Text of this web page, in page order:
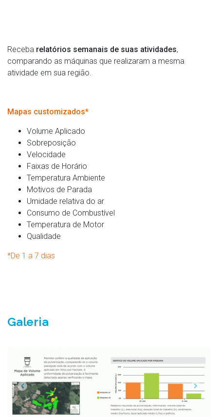
Receba relatórios semanais de suas atividades,
comparando as máquinas que realizaram a mesma
atividade em sua região.
Mapas customizados*
Volume Aplicado
Sobreposição
Velocidade
Faixas de Horário
Temperatura Ambiente
Motivos de Parada
Umidade relativa do ar
Consumo de Combustível
Temperatura de Motor
Qualidade
*De 1 a 7 dias
Galeria
Previous Next